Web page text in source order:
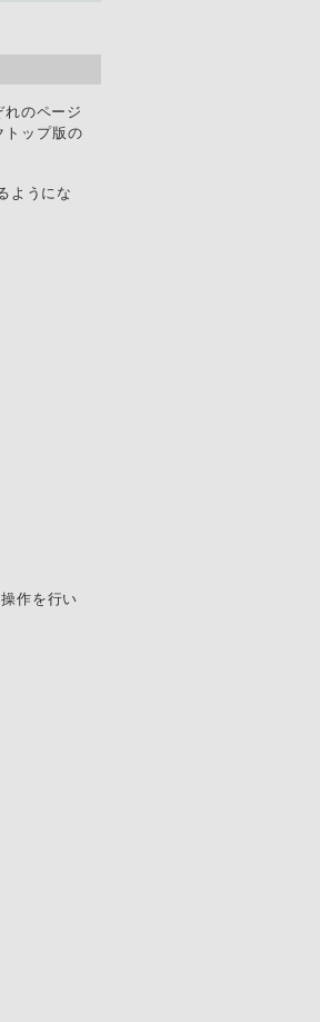
のページ
トップ版の
ようにな
作を行い